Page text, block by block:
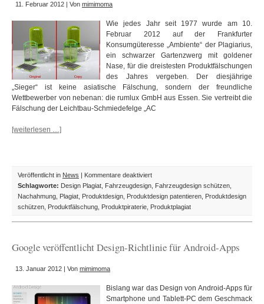
11. Februar 2012 | Von mimimoma
Wie jedes Jahr seit 1977 wurde am 10.
Februar 2012 auf der Frankfurter
Konsumgüteresse „Ambiente“ der Plagiarius,
ein schwarzer Gartenzwerg mit goldener
Nase, für die dreistesten Produktfälschungen
des Jahres vergeben. Der diesjährige
„Sieger“ ist keine asiatische Fälschung, sondern der freundliche
Wettbewerber von nebenan: die rumlux GmbH aus Essen. Sie vertreibt die
Fälschung der Leichtbau-Schmiedefelge „AC
[weiterlesen …]
Veröffentlicht in News | Kommentare deaktiviertfür
Schmähpreis
„Plagiarius“:
Die
aus
Schlagworte: Design Plagiat Fahrzeugdesign Fahrzeugdesign schützen
Nachahmung Plagiat Produktdesign Produktdesign patentieren Produktdesign
schützen Produktfälschung Produktpiraterie Produktplagiat
Google veröffentlicht Design-Richtlinie für Android-Apps
13. Januar 2012 | Von mimimoma
Bislang war das Design von Android-Apps für
Smartphone und Tablett-PC dem Geschmack